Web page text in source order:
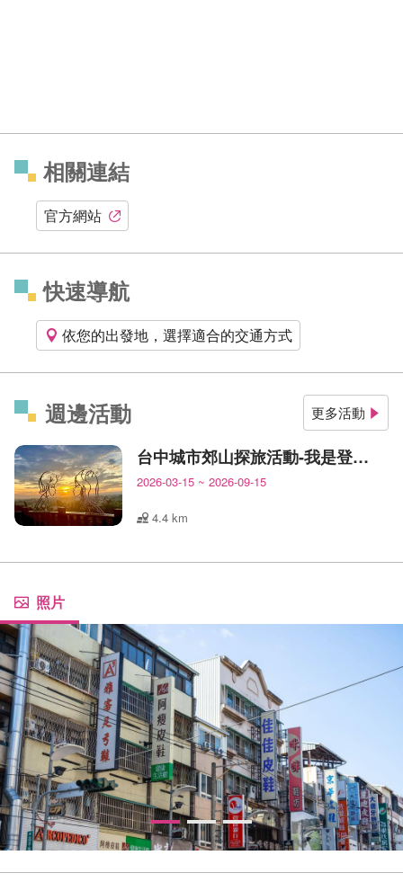
相關連結
官方網站
快速導航
依您的出發地，選擇適合的交通方式
週邊活動 更多活動
台中城市郊山探旅活動-我是登山王
2026-03-15 ~ 2026-09-15
4.4 km
照片